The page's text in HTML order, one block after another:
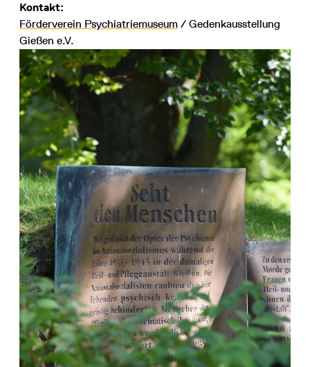
Kontakt:
Förderverein Psychiatriemuseum / Gedenkausstellung
Gießen e.V.